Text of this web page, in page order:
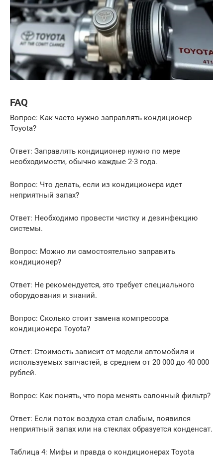
FAQ
Вопрос: Как часто нужно заправлять кондиционер
Toyota?
Ответ: Заправлять кондиционер нужно по мере
необходимости, обычно каждые 2-3 года.
Вопрос: Что делать, если из кондиционера идет
неприятный запах?
Ответ: Необходимо провести чистку и дезинфекцию
системы.
Вопрос: Можно ли самостоятельно заправить
кондиционер?
Ответ: Не рекомендуется, это требует специального
оборудования и знаний.
Вопрос: Сколько стоит замена компрессора
кондиционера Toyota?
Ответ: Стоимость зависит от модели автомобиля и
используемых запчастей, в среднем от 20 000 до 40 000
рублей.
Вопрос: Как понять, что пора менять салонный фильтр?
Ответ: Если поток воздуха стал слабым, появился
неприятный запах или на стеклах образуется конденсат.
Таблица 4: Мифы и правда о кондиционерах Toyota